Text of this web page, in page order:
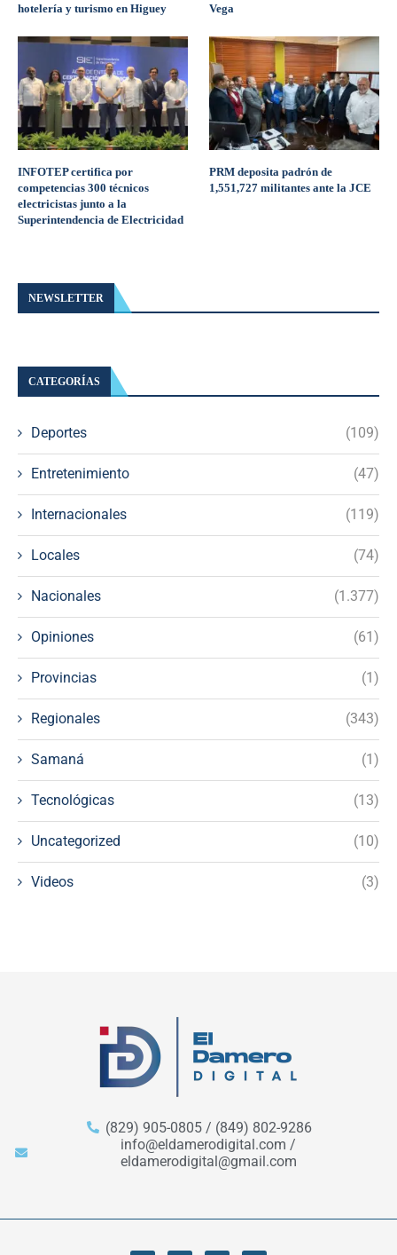
hotelería y turismo en Higuey
Vega
INFOTEP certifica por
competencias 300 técnicos
electricistas junto a la
Superintendencia de Electricidad
PRM deposita padrón de
1,551,727 militantes ante la JCE
NEWSLETTER
CATEGORÍAS
Deportes (109)
Entretenimiento (47)
Internacionales (119)
Locales (74)
Nacionales (1.377)
Opiniones (61)
Provincias (1)
Regionales (343)
Samaná (1)
Tecnológicas (13)
Uncategorized (10)
Videos (3)
(829) 905-0805 / (849) 802-9286
info@eldamerodigital.com /
eldamerodigital@gmail.com